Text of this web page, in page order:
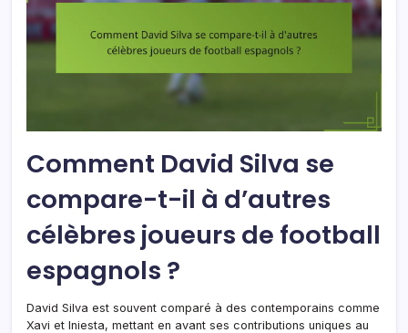
Comment David Silva se
compare-t-il à d’autres
célèbres joueurs de football
espagnols ?
David Silva est souvent comparé à des contemporains comme
Xavi et Iniesta, mettant en avant ses contributions uniques au